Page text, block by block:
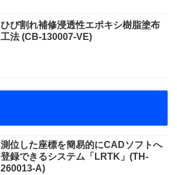
ひび割れ補修浸透性エポキシ樹脂塗布
工法 (CB-130007-VE)
測位した座標を簡易的にCADソフトへ
登録できるシステム「LRTK」(TH-
260013-A)